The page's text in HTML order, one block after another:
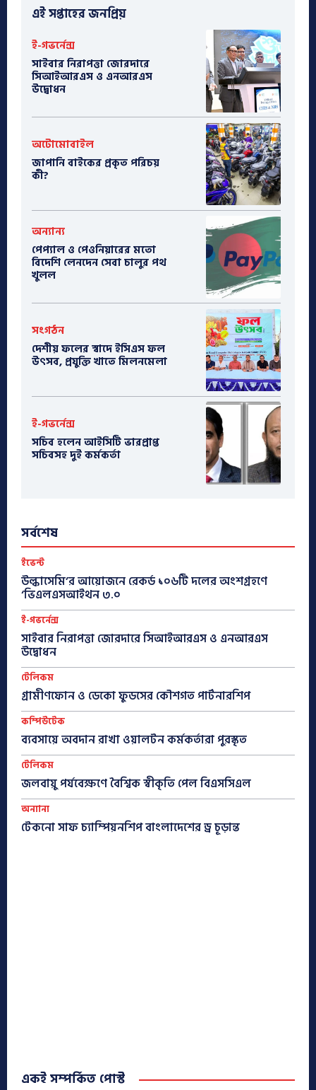
এই সপ্তাহের জনপ্রিয়
ই-গভর্নেন্স
সাইবার নিরাপত্তা জোরদারে
সিআইআরএস ও এনআরএস
উদ্বোধন
অটোমোবাইল
​জাপানি বাইকের প্রকৃত পরিচয়
কী?
অন্যান্য
পেপ্যাল ও পেওনিয়ারের মতো
বিদেশি লেনদেন সেবা চালুর পথ
খুলল
সংগঠন
দেশীয় ফলের স্বাদে ইসিএস ফল
উৎসব, প্রযুক্তি খাতে মিলনমেলা
ই-গভর্নেন্স
সচিব হলেন আইসিটি ভারপ্রাপ্ত
সচিবসহ দুই কর্মকর্তা
সর্বশেষ
ইভেন্ট
উল্কাসেমি’র আয়োজনে রেকর্ড ১০৬টি দলের অংশগ্রহণে
‘ভিএলএসআইথন ৩.০
ই-গভর্নেন্স
সাইবার নিরাপত্তা জোরদারে সিআইআরএস ও এনআরএস
উদ্বোধন
টেলিকম
গ্রামীণফোন ও ডেকো ফুডসের কৌশগত পার্টনারশিপ
কম্পিউটেক
ব্যবসায়ে অবদান রাখা ওয়ালটন কর্মকর্তারা পুরস্কৃত
টেলিকম
জলবায়ু পর্যবেক্ষণে বৈশ্বিক স্বীকৃতি পেল বিএসসিএল
অন্যান্য
টেকনো সাফ চ্যাম্পিয়নশিপ বাংলাদেশের ড্র চূড়ান্ত
একই সম্পর্কিত পোস্ট